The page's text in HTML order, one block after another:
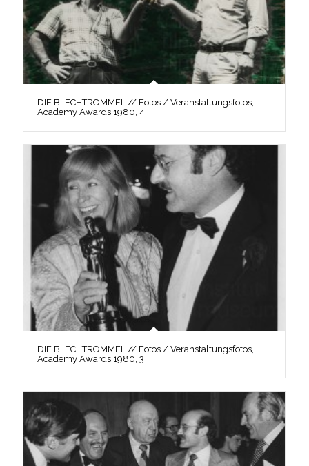
DIE BLECHTROMMEL // Fotos / Veranstaltungsfotos,
Academy Awards 1980, 4
DIE BLECHTROMMEL // Fotos / Veranstaltungsfotos,
Academy Awards 1980, 3